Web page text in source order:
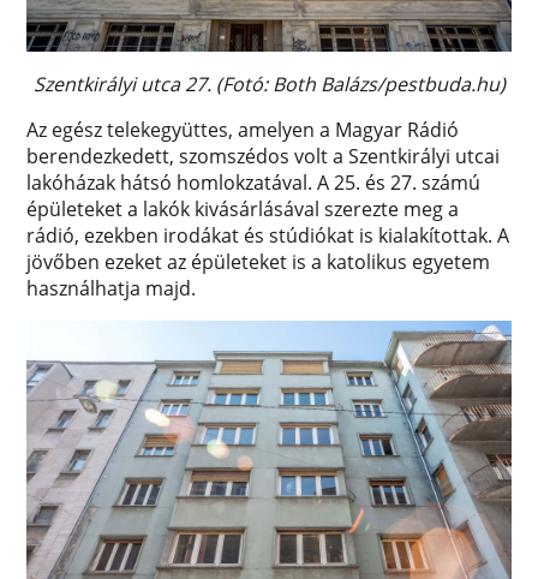
Szentkirályi utca 27. (Fotó: Both Balázs/pestbuda.hu)
Az egész telekegyüttes, amelyen a Magyar Rádió
berendezkedett, szomszédos volt a Szentkirályi utcai
lakóházak hátsó homlokzatával. A 25. és 27. számú
épületeket a lakók kivásárlásával szerezte meg a
rádió, ezekben irodákat és stúdiókat is kialakítottak. A
jövőben ezeket az épületeket is a katolikus egyetem
használhatja majd.